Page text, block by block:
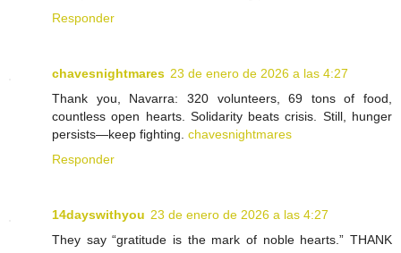
Responder
chavesnightmares 23 de enero de 2026 a las 4:27
Thank you, Navarra: 320 volunteers, 69 tons of food,
countless open hearts. Solidarity beats crisis. Still, hunger
persists—keep fighting. chavesnightmares
Responder
14dayswithyou 23 de enero de 2026 a las 4:27
They say “gratitude is the mark of noble hearts.” THANK